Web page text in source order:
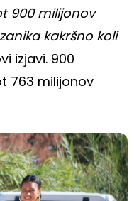
900 milijonov
kakršno koli
izjavi. 900
763 milijonov